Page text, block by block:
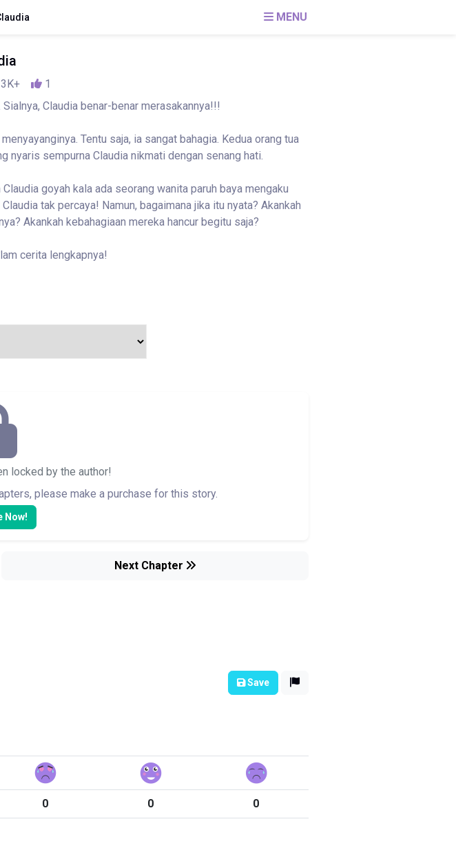
MENU
3K+
1
Claudia benar-benar merasakannya!!!
Tentu saja, ia sangat bahagia. Kedua orang tua
nyaris sempurna Claudia nikmati dengan senang hati.
goyah kala ada seorang wanita paruh baya mengaku
tak percaya! Namun, bagaimana jika itu nyata? Akankah
Akankah kebahagiaan mereka hancur begitu saja?
cerita lengkapnya!
locked by the author!
please make a purchase for this story.
Now!
Next Chapter
Save
0 0 0